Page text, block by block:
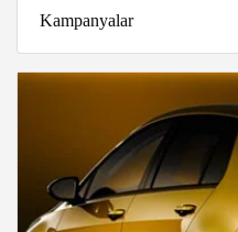
Kampanyalar